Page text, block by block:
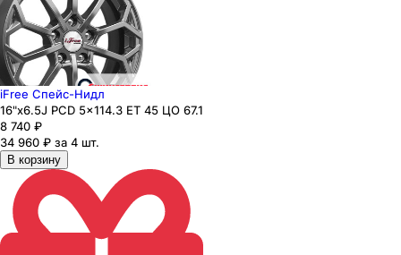
iFree Спейс-Нидл
16"x6.5J PCD 5x114.3 ЕТ 45 ЦО 67.1
8 740 ₽
34 960 ₽ за 4 шт.
В корзину